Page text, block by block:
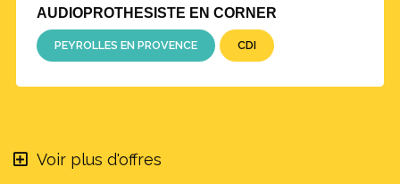
AUDIOPROTHESISTE EN CORNER
PEYROLLES EN PROVENCE CDI
Voir plus d'offres